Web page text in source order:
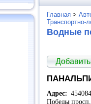
Главная >
Транспортно-
Водные
Адрес:
Победы